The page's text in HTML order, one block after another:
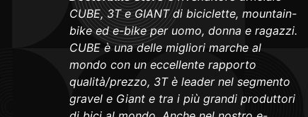
CUBE, 3T e GIANT di biciclette, mountain-
bike ed e-bike per uomo, donna e ragazzi.
CUBE è una delle migliori marche al
mondo con un eccellente rapporto
qualità/prezzo, 3T è leader nel segmento
gravel e Giant e tra i più grandi produttori